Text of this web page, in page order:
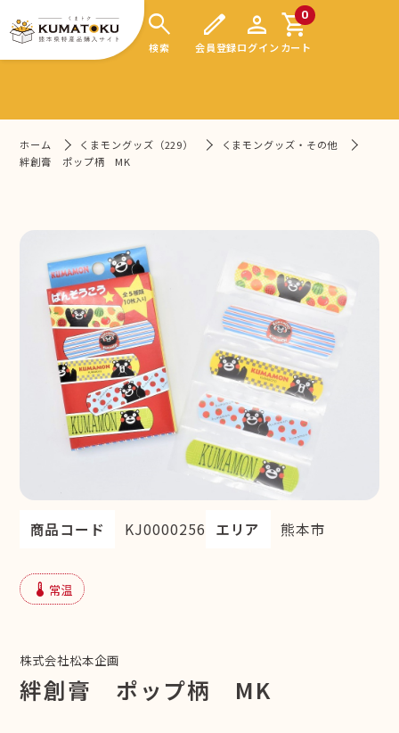
search
検索
edit
会員登録
person
ログイン
0
shopping_cart
カート
ホーム くまモングッズ（229）
くまモングッズ・その他
絆創膏 ポップ柄 MK
商品コード KJ0000256 エリア 熊本市
device_thermostat 常温
株式会社松本企画
絆創膏 ポップ柄 MK